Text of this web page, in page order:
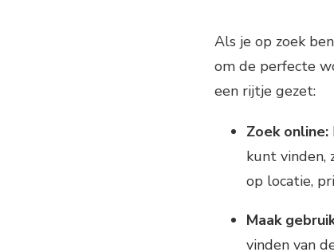
Als je op zoek
om de perfecte
een rijtje gezet:
Zoek online:
kunt vinden,
op locatie,
Maak
vinden van